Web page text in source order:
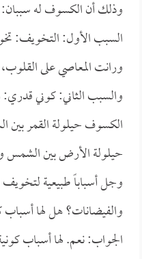
وذلك أن الكسوف له سببان:
السبب الأول: التخويف:
ورانت المعاصي على القلوب،
والسبب الثاني: كوني
الكسوف حيلولة القمر
حيلولة الأرض بين الشمس
وجل أسباباً طبيعية لتخويف
والفيضانات؟ هل لها أسباب
الجواب: نعم. لها أسباب